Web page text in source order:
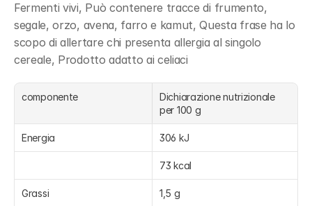
Fermenti vivi, Può contenere tracce di frumento,
segale, orzo, avena, farro e kamut, Questa frase ha lo
scopo di allertare chi presenta allergia al singolo
cereale, Prodotto adatto ai celiaci
componente
Dichiarazione nutrizionale
per 100 g
Energia 306 kJ
73 kcal
Grassi 1,5 g